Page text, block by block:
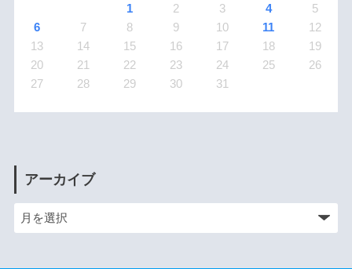
1 2 3 4
5
6
7 8 9 10 11
12
13
14 15 16 17 18
19
20
21 22 23 24 25
26
27
28 29 30 31
アーカイブ